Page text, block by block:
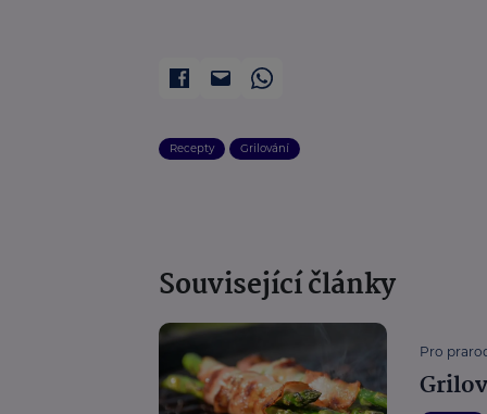
Recepty Grilování
Související články
Pro